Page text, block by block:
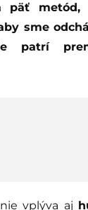
sme
patrí
vplýva aj